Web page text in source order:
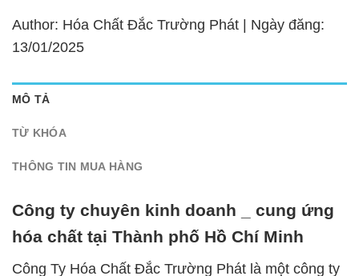
Author: Hóa Chất Đắc Trường Phát | Ngày đăng:
13/01/2025
MÔ TẢ
TỪ KHÓA
THÔNG TIN MUA HÀNG
Công ty chuyên kinh doanh _ cung ứng
hóa chất tại Thành phố Hồ Chí Minh
Công Ty Hóa Chất Đắc Trường Phát là một công ty